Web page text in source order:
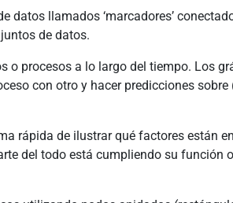
llamados ‘marcadores’
de datos.
procesos a lo largo del tiempo. Los
con otro y hacer predicciones
rápida de ilustrar qué factores están
del todo está cumpliendo su función